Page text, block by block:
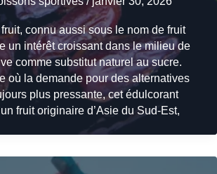
connu aussi sous le nom de fruit
un intérêt croissant dans le milieu de
comme substitut naturel au sucre.
où la demande pour des alternatives
plus pressante, cet édulcorant
fruit originaire d’Asie du Sud-Est,